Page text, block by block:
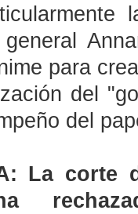
general
para
del
del
La